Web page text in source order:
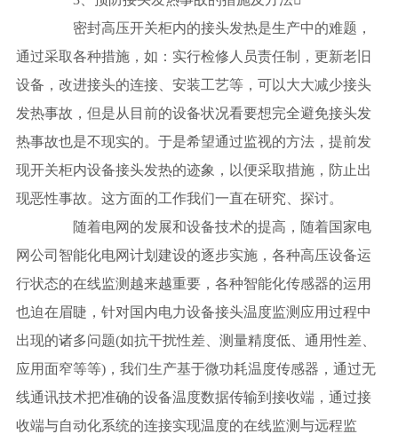
密封高压开关柜内的接头发热是生产中的难题，
通过采取各种措施，如：实行检修人员责任制，更新老旧
设备，改进接头的连接、安装工艺等，可以大大减少接头
发热事故，但是从目前的设备状况看要想完全避免接头发
热事故也是不现实的。于是希望通过监视的方法，提前发
现开关柜内设备接头发热的迹象，以便采取措施，防止出
现恶性事故。这方面的工作我们一直在研究、探讨。
随着电网的发展和设备技术的提高，随着国家电
网公司智能化电网计划建设的逐步实施，各种高压设备运
行状态的在线监测越来越重要，各种智能化传感器的运用
也迫在眉睫，针对国内电力设备接头温度监测应用过程中
出现的诸多问题(如抗干扰性差、测量精度低、通用性差、
应用面窄等等)，我们生产基于微功耗温度传感器，通过无
线通讯技术把准确的设备温度数据传输到接收端，通过接
收端与自动化系统的连接实现温度的在线监测与远程监